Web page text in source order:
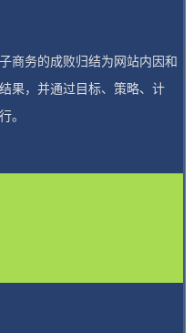
商务的成败归结为网站内因和
果，并通过目标、策略、计
。